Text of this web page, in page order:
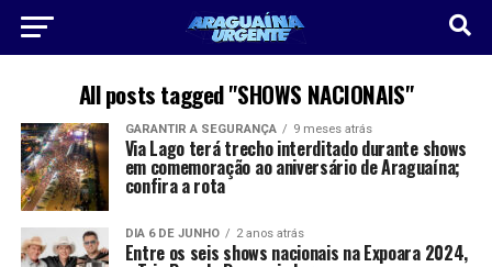
All posts tagged "SHOWS NACIONAIS"
GARANTIR A SEGURANÇA 9 meses atrás
Via Lago terá trecho interditado durante shows
em comemoração ao aniversário de Araguaína;
confira a rota
DIA 6 DE JUNHO 2 anos atrás
Entre os seis shows nacionais na Expoara 2024,